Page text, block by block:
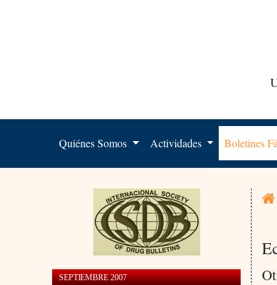
Quiénes Somos Actividades Boletines
SEPTIEMBRE 2007